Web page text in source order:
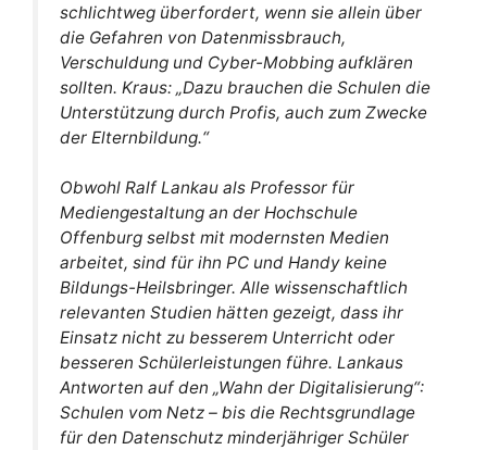
schlichtweg überfordert, wenn sie allein über
die Gefahren von Datenmissbrauch,
Verschuldung und Cyber-Mobbing aufklären
sollten. Kraus: „Dazu brauchen die Schulen die
Unterstützung durch Profis, auch zum Zwecke
der Elternbildung.“
Obwohl Ralf Lankau als Professor für
Mediengestaltung an der Hochschule
Offenburg selbst mit modernsten Medien
arbeitet, sind für ihn PC und Handy keine
Bildungs-Heilsbringer. Alle wissenschaftlich
relevanten Studien hätten gezeigt, dass ihr
Einsatz nicht zu besserem Unterricht oder
besseren Schülerleistungen führe. Lankaus
Antworten auf den „Wahn der Digitalisierung“:
Schulen vom Netz – bis die Rechtsgrundlage
für den Datenschutz minderjähriger Schüler